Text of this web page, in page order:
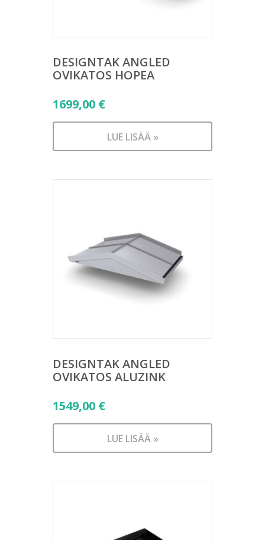
DESIGNTAK ANGLED
OVIKATOS HOPEA
1699,00 €
LUE LISÄÄ »
DESIGNTAK ANGLED
OVIKATOS ALUZINK
1549,00 €
LUE LISÄÄ »